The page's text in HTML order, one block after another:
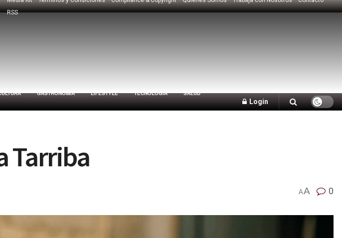
RSS
GASTRONOMÍA LIFESTYLE TECNOLOGÍA SALUD
Login
Tarriba
AA 0